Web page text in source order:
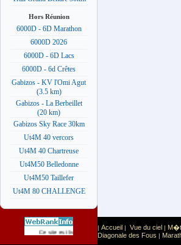
Hors Réunion
6000D - 6D Marathon
6000D 2026
6000D - 6D Lacs
6000D - 6d Crêtes
Gabizos - KV l'Omi Agut
(3.5 km)
Gabizos - La Berbeillet
(20 km)
Gabizos Sky Race 30km
Ut4M 40 vercors
Ut4M 40 Chartreuse
Ut4M50 Belledonne
Ut4M50 Taillefer
Ut4M 80 CHALLENGE
Ce site est list� dans la cat�gorie Sport: Sports
| Accueil | Vue du ciel |
Diagonale des Fous |